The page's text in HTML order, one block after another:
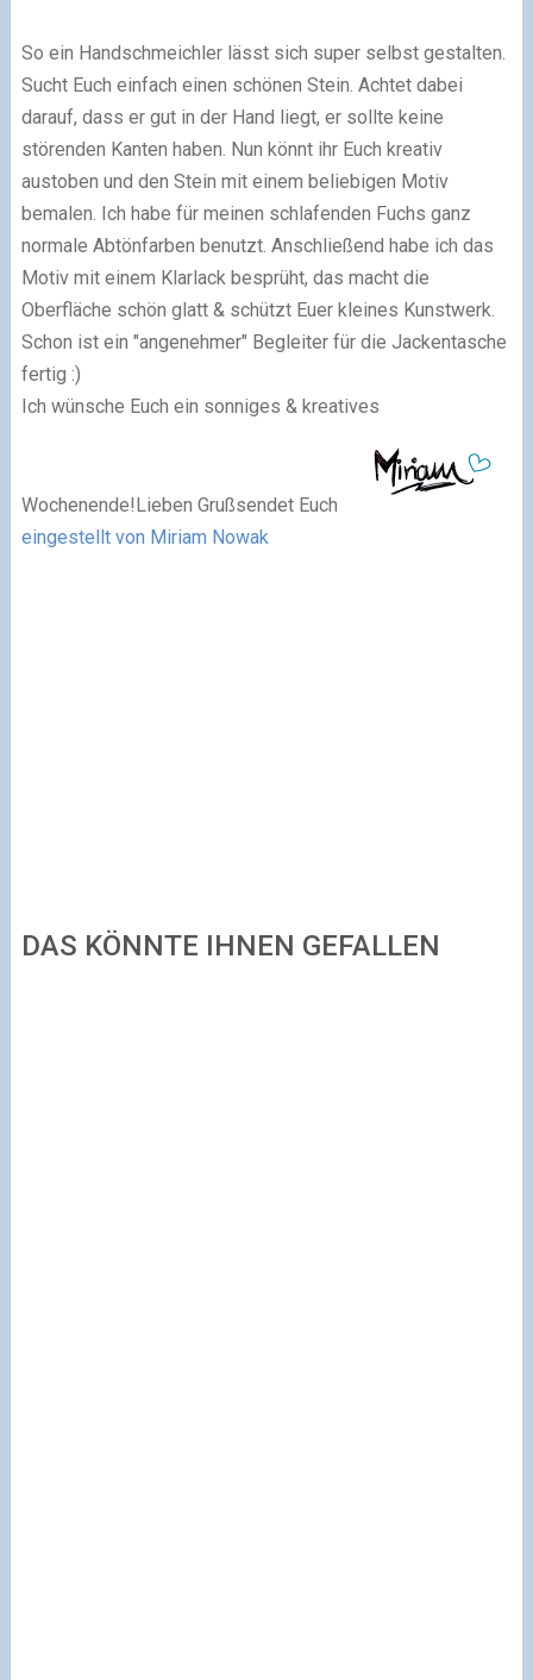
So ein Handschmeichler lässt sich super selbst gestalten.
Sucht Euch einfach einen schönen Stein. Achtet dabei
darauf, dass er gut in der Hand liegt, er sollte keine
störenden Kanten haben. Nun könnt ihr Euch kreativ
austoben und den Stein mit einem beliebigen Motiv
bemalen. Ich habe für meinen schlafenden Fuchs ganz
normale Abtönfarben benutzt. Anschließend habe ich das
Motiv mit einem Klarlack besprüht, das macht die
Oberfläche schön glatt & schützt Euer kleines Kunstwerk.
Schon ist ein "angenehmer" Begleiter für die Jackentasche
fertig :)
Ich wünsche Euch ein sonniges & kreatives
Wochenende!Lieben Grußsendet Euch
eingestellt von Miriam Nowak
DAS KÖNNTE IHNEN GEFALLEN